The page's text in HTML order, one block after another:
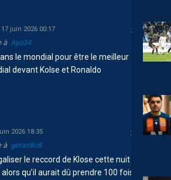
17 juin 2026 00:17
à Ayo34
le mondial pour être le meilleur
devant Kolse et Ronaldo
2026 18:35
à gerardkdl
le reccord de Klose cette nuit
qu’il aurait dû prendre 100 fois